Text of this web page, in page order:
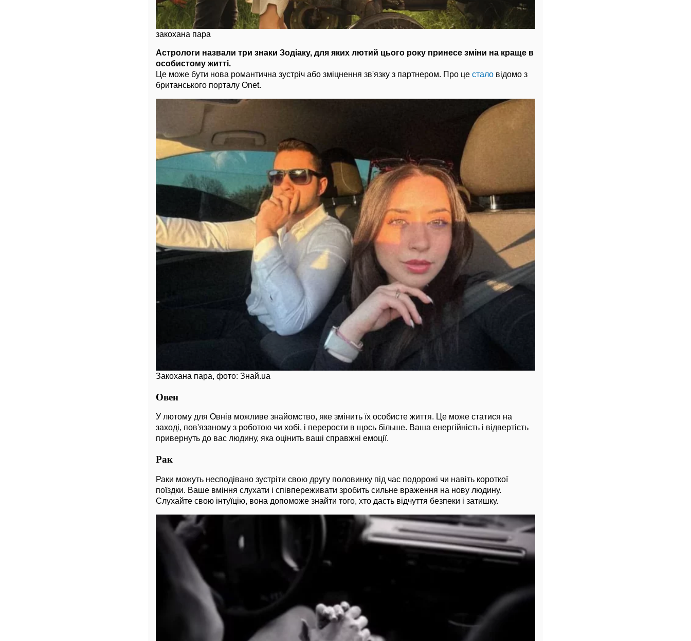
закохана пара
Астрологи назвали три знаки Зодіаку, для яких лютий цього року принесе зміни на краще в
особистому житті.
Це може бути нова романтична зустріч або зміцнення зв'язку з партнером. Про це стало відомо з
британського порталу Onet.
Закохана пара, фото: Знай.ua
Овен
У лютому для Овнів можливе знайомство, яке змінить їх особисте життя. Це може статися на
заході, пов'язаному з роботою чи хобі, і перерости в щось більше. Ваша енергійність і відвертість
привернуть до вас людину, яка оцінить ваші справжні емоції.
Рак
Раки можуть несподівано зустріти свою другу половинку під час подорожі чи навіть короткої
поїздки. Ваше вміння слухати і співпереживати зробить сильне враження на нову людину.
Слухайте свою інтуїцію, вона допоможе знайти того, хто дасть відчуття безпеки і затишку.